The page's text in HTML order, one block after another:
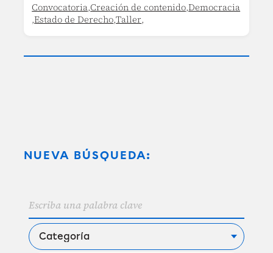
Convocatoria,Creación de contenido,Democracia
,Estado de Derecho,Taller,
NUEVA BÚSQUEDA: